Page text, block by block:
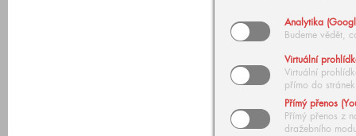
Analytika
Budeme vědět,
Virtuální
Virtuální
přímo do stránek
Přímý přenos
Přímý přenos z
dražebního